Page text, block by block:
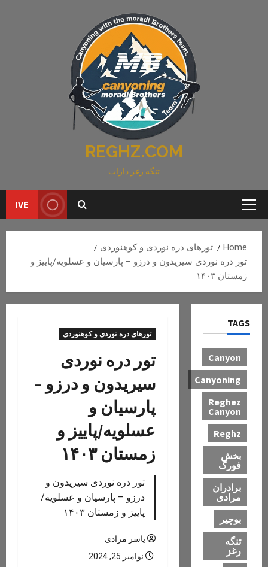
REGHZ.COM
تنگه رغز داراب
Primary
IVE
Home
تورهای دره نوردی و کوهنوردی
تور دره نوردی سیریدون و درزو – پارسیان و عسلویه/پاییز و
زمستان ۱۴۰۳
تورهای دره نوردی و کوهنوردی
تور دره نوردی
سیریدون و درزو –
پارسیان و
عسلویه/پاییز و
زمستان ۱۴۰۳
تور دره نوردی سیریدون و
درزو – پارسیان و عسلویه/
پاییز و زمستان ۱۴۰۳
یاسر مرادی
نوامبر 25, 2024
TAGS
Canyon
Canyoning
Reghez
Canyon
Reghz
بخش
فورگ
برادران
مرادی
بوچیر
تنگه
رغز